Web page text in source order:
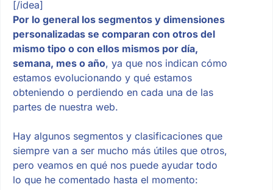
[/idea]
Por lo general los segmentos y dimensiones
personalizadas se comparan con otros del
mismo tipo o con ellos mismos por día,
semana, mes o año, ya que nos indican cómo
estamos evolucionando y qué estamos
obteniendo o perdiendo en cada una de las
partes de nuestra web.
Hay algunos segmentos y clasificaciones que
siempre van a ser mucho más útiles que otros,
pero veamos en qué nos puede ayudar todo
lo que he comentado hasta el momento: